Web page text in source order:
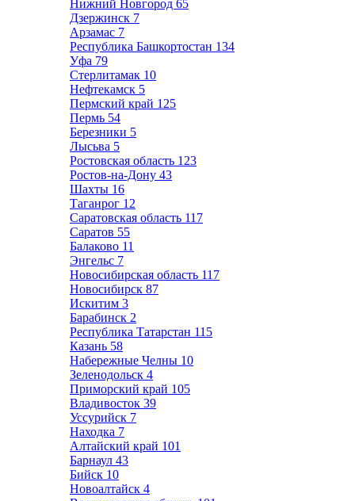
Нижний Новгород 65
Дзержинск 7
Арзамас 7
Республика Башкортостан 134
Уфа 79
Стерлитамак 10
Нефтекамск 5
Пермский край 125
Пермь 54
Березники 5
Лысьва 5
Ростовская область 123
Ростов-на-Дону 43
Шахты 16
Таганрог 12
Саратовская область 117
Саратов 55
Балаково 11
Энгельс 7
Новосибирская область 117
Новосибирск 87
Искитим 3
Барабинск 2
Республика Татарстан 115
Казань 58
Набережные Челны 10
Зеленодольск 4
Приморский край 105
Владивосток 39
Уссурийск 7
Находка 7
Алтайский край 101
Барнаул 43
Бийск 10
Новоалтайск 4